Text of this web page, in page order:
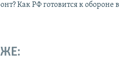
Как РФ готовится к обороне в